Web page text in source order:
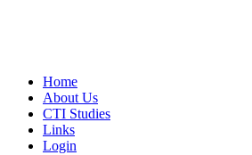
Home
About Us
CTI Studies
Links
Login